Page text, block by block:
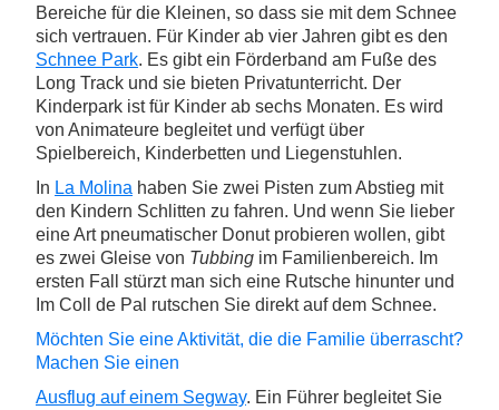
Bereiche für die Kleinen, so dass sie mit dem Schnee
sich vertrauen. Für Kinder ab vier Jahren gibt es den
Schnee Park. Es gibt ein Förderband am Fuße des
Long Track und sie bieten Privatunterricht. Der
Kinderpark ist für Kinder ab sechs Monaten. Es wird
von Animateure begleitet und verfügt über
Spielbereich, Kinderbetten und Liegenstuhlen.
In La Molina haben Sie zwei Pisten zum Abstieg mit
den Kindern Schlitten zu fahren. Und wenn Sie lieber
eine Art pneumatischer Donut probieren wollen, gibt
es zwei Gleise von Tubbing im Familienbereich. Im
ersten Fall stürzt man sich eine Rutsche hinunter und
Im Coll de Pal rutschen Sie direkt auf dem Schnee.
Möchten Sie eine Aktivität, die die Familie überrascht?
Machen Sie einen
Ausflug auf einem Segway. Ein Führer begleitet Sie